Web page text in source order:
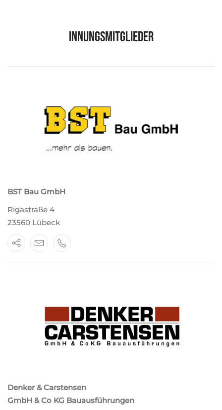
Innungsmitglieder
BST Bau GmbH
Rigastraße 4
23560 Lübeck
Denker & Carstensen
GmbH & Co KG Bauausführungen